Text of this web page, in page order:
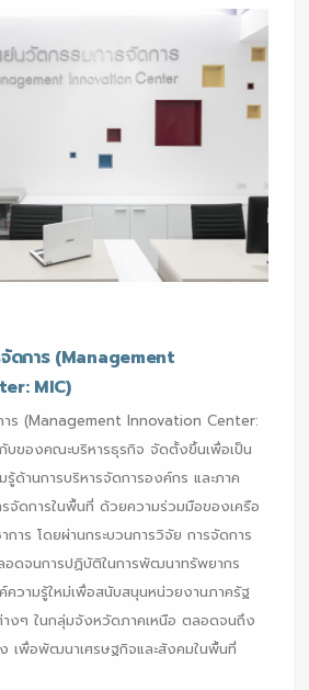
ดการ (Management
MIC)
าร (Management Innovation Center:
บของคณะบริหารธุรกิจ จัดตั้งขึ้นเพื่อเป็น
ด้านการบริหารจัดการองค์กร และภาค
จัดการในพื้นที่ ด้วยความร่วมมือของเครือ
าร โดยผ่านกระบวนการวิจัย การจัดการ
ดจนการปฏิบัติในการพัฒนาทรัพยากร
ความรู้ใหม่เพื่อสนับสนุนหน่วยงานภาครัฐ
างๆ ในกลุ่มจังหวัดภาคเหนือ ตลอดจนถึง
เพื่อพัฒนาเศรษฐกิจและสังคมในพื้นที่